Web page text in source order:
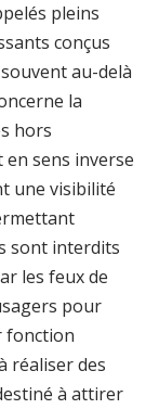
pleins
conçus
au-delà
la
hors
sens inverse
une visibilité
sont interdits
les feux de
pour
fonction
réaliser des
à attirer